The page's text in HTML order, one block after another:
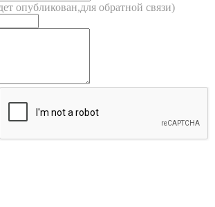
опубликован,для обратной связи)